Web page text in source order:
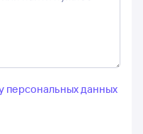
персональных данных